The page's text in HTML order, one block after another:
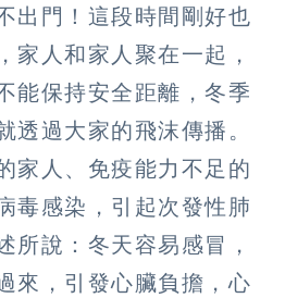
出門！這段時間剛好也
家人和家人聚在一起，
能保持安全距離，冬季
透過大家的飛沫傳播。
家人、免疫能力不足的
毒感染，引起次發性肺
所說：冬天容易感冒，
來，引發心臟負擔，心